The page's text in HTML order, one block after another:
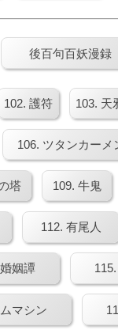
後百句百妖漫録
102. 護符 103. 天
106. ツタンカーメ
塔 109. 牛鬼
112. 有尾人
姻譚
マシン